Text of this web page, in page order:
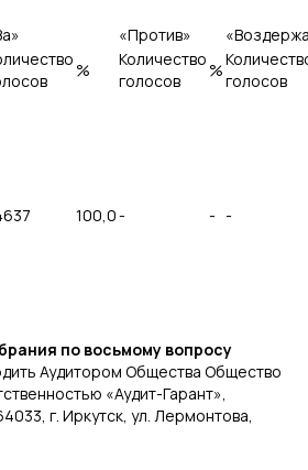
«Против»
%
Количество
голосов
%
голосов
100,0- - -
по восьмому вопросу
Аудитором Общества Общество
«Аудит-Гарант»,
г. Иркутск, ул. Лермонтова,